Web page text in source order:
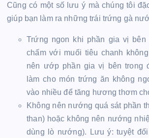
Cũng có một số lưu ý mà chúng tôi
giúp bạn làm ra những trái trứng gà
Trứng ngon khi phần gia vị bên
chấm với muối tiêu chanh
nên ướp phần gia vị bên trong
làm cho món trứng ăn không
vào nhiều để tăng hương thơm
Không nên nướng quá sát phần
than) hoặc không nên nướng
dùng lò nướng). Lưu ý: tuyệt